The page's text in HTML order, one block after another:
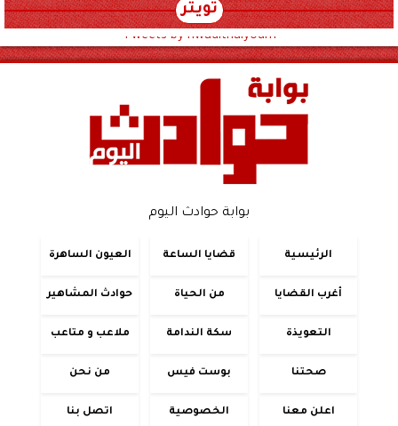
تويتر
Tweets by hwadithalyoum
بوابة حوادث اليوم
الرئيسية قضايا الساعة العيون الساهرة
أغرب القضايا من الحياة حوادث المشاهير
التعويذة سكة الندامة ملاعب و متاعب
صحتنا بوست فيس من نحن
اعلن معنا الخصوصية اتصل بنا